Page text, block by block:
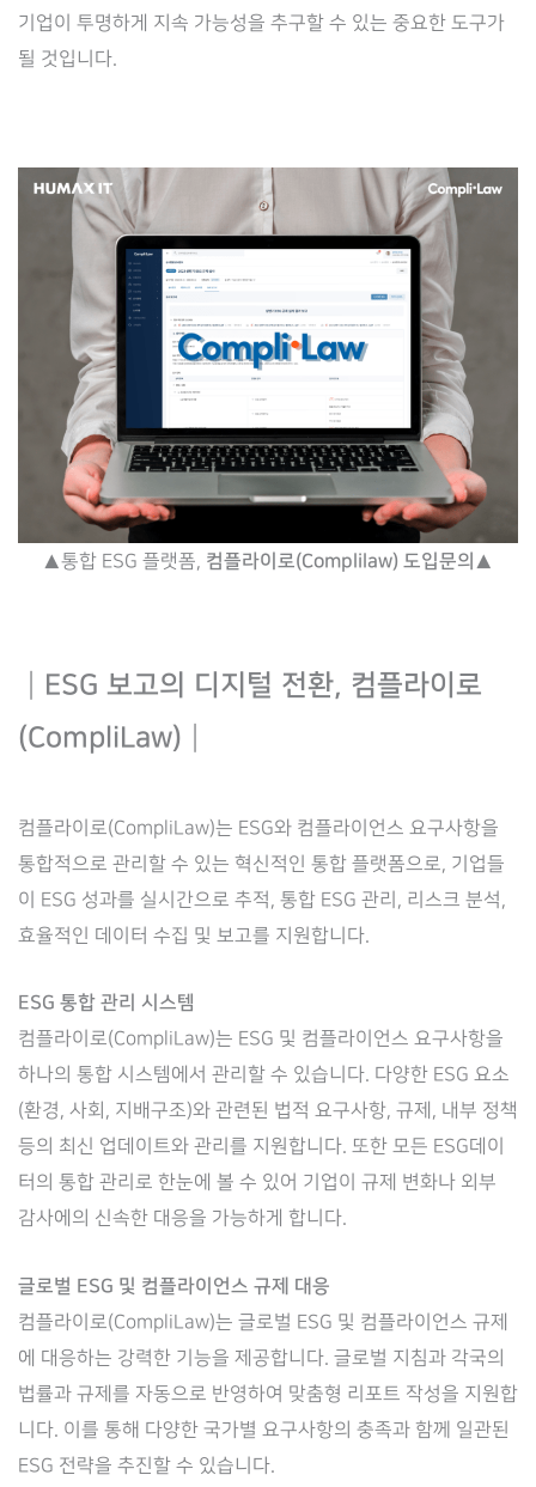
기업이 투명하게 지속 가능성을 추구할 수 있는 중요한 도구가
될 것입니다.
▲통합 ESG 플랫폼, 컴플라이로(Complilaw) 도입문의 ▲
┃ESG 보고의 디지털 전환, 컴플라이로
(CompliLaw)┃
컴플라이로(CompliLaw)는 ESG와 컴플라이언스 요구사항을
통합적으로 관리할 수 있는 혁신적인 통합 플랫폼으로, 기업들
이 ESG 성과를 실시간으로 추적, 통합 ESG 관리, 리스크 분석,
효율적인 데이터 수집 및 보고를 지원합니다.
ESG 통합 관리 시스템
컴플라이로(CompliLaw)는 ESG 및 컴플라이언스 요구사항을
하나의 통합 시스템에서 관리할 수 있습니다. 다양한 ESG 요소
(환경, 사회, 지배구조)와 관련된 법적 요구사항, 규제, 내부 정책
등의 최신 업데이트와 관리를 지원합니다. 또한 모든 ESG데이
터의 통합 관리로 한눈에 볼 수 있어 기업이 규제 변화나 외부
감사에의 신속한 대응을 가능하게 합니다.
글로벌 ESG 및 컴플라이언스 규제 대응
컴플라이로(CompliLaw)는 글로벌 ESG 및 컴플라이언스 규제
에 대응하는 강력한 기능을 제공합니다. 글로벌 지침과 각국의
법률과 규제를 자동으로 반영하여 맞춤형 리포트 작성을 지원합
니다. 이를 통해 다양한 국가별 요구사항의 충족과 함께 일관된
ESG 전략을 추진할 수 있습니다.